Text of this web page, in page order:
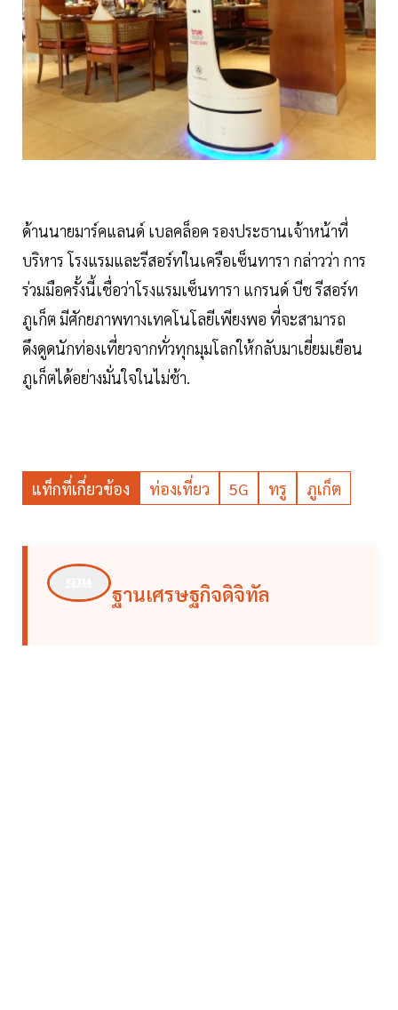
ด้านนายมาร์คแลนด์ เบลคล็อค รองประธานเจ้าหน้าที่
บริหาร โรงแรมและรีสอร์ทในเครือเซ็นทารา กล่าวว่า การ
ร่วมมือครั้งนี้เชื่อว่าโรงแรมเซ็นทารา แกรนด์ บีช รีสอร์ท
ภูเก็ต มีศักยภาพทางเทคโนโลยีเพียงพอ ที่จะสามารถ
ดึงดูดนักท่องเที่ยวจากทั่วทุกมุมโลกให้กลับมาเยี่ยมเยือน
ภูเก็ตได้อย่างมั่นใจในไม่ช้า.
แท็กที่เกี่ยวข้อง ท่องเที่ยว 5G ทรู ภูเก็ต
ฐานเศรษฐกิจดิจิทัล